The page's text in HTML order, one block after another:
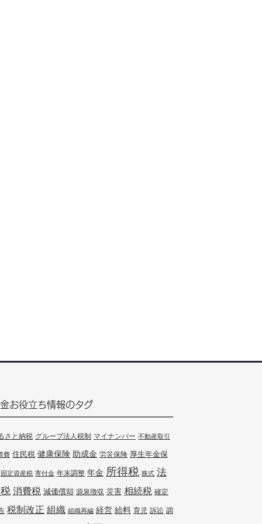
お役立ち情報のタグ
さと納税 グループ法人税制 マイナンバー 不動産取引
費 住民税 健康保険 助成金 労災保険 厚生年金保
固定資産税 寄付金 年末調整 年金 所得税 株式 法
消費税 減価償却 源泉徴収 災害 相続税 確定
税制改正 組織 組織再編 経営 給料 育児 訴訟 調